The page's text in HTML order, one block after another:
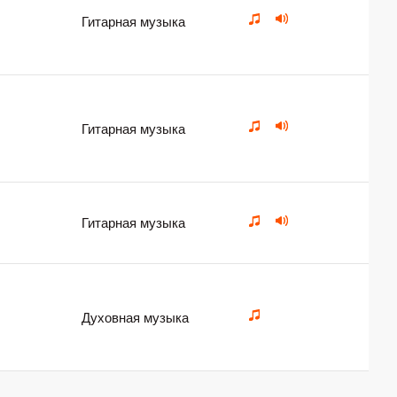
Гитарная музыка
Гитарная музыка
Гитарная музыка
Духовная музыка